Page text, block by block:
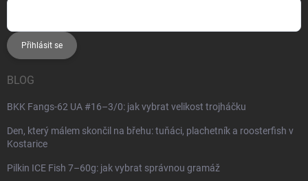
Přihlásit se
BLOG
BKK Fangs-62 UA #16–3/0: jak vybrat velikost trojháčku
Den, který málem skončil na břehu: tuňáci, plachetník a roosterfish v
Kostarice
Pilkin ICE Fish 7–60g: jak vybrat správnou gramáž